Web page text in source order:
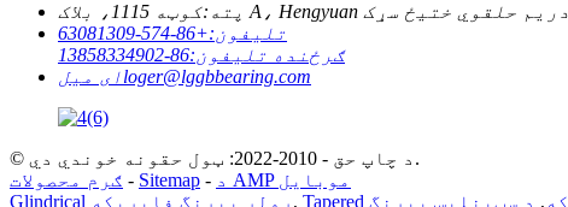
پته:
تلیفون:+86-574-63081309
ګرځنده تلیفون:86-13858334902
ای میلloger@lggbbearing.com
© د چاپ حق - 2010-2022: ټول حقونه خوندي دي.
ګرم محصولات - Sitemap -
د AMP موبایل
Glindrical رولر بیرنگ فابریکه , , د سټینلیس بیرنگ